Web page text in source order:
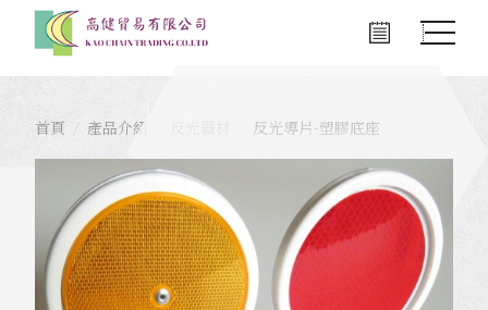
首頁 產品介紹 反光導片-塑膠底座